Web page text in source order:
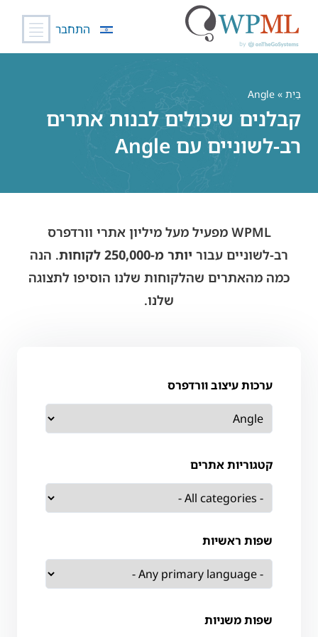
התחבר
בַּיִת » Angle
קבלנים שיכולים לבנות אתרים
רב-לשוניים עם Angle
WPML מפעיל מעל מיליון אתרי וורדפרס
רב-לשוניים עבור יותר מ-250,000 לקוחות
. הנה
כמה מהאתרים שהלקוחות שלנו הוסיפו לתצוגה
שלנו.
ערכות עיצוב וורדפרס
קטגוריות אתרים
שפות ראשיות
שפות משניות